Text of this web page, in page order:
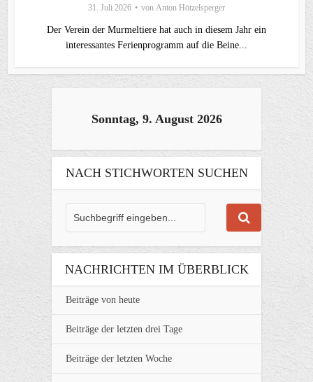
31. Juli 2026 von Anton Hötzelsperger
Der Verein der Murmeltiere hat auch in diesem Jahr ein
interessantes Ferienprogramm auf die Beine...
Sonntag, 9. August 2026
NACH STICHWORTEN SUCHEN
NACHRICHTEN IM ÜBERBLICK
Beiträge von heute
Beiträge der letzten drei Tage
Beiträge der letzten Woche